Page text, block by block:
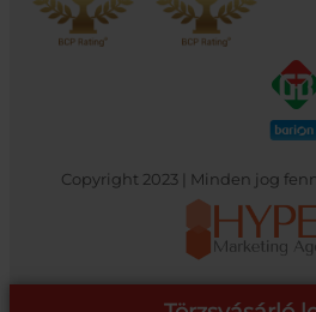
Copyright 2023 | Minden jog